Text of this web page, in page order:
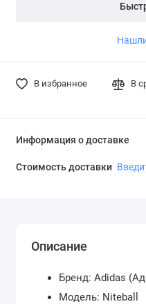
В избранное В
Информация о доставке
Стоимость доставки
Описание
Бренд: Adidas
Модель: Niteball